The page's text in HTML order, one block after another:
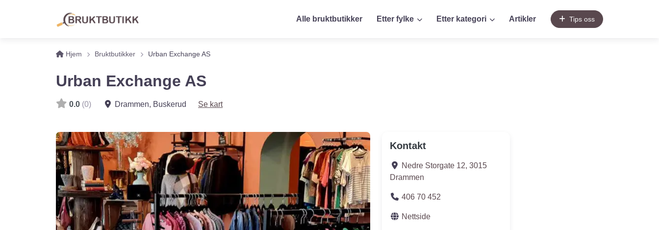
Alle bruktbutikker Etter fylke Etter kategori Artikler Tips oss
Hjem Bruktbutikker Urban Exchange AS
Urban Exchange AS
0.0 (0) Drammen, Buskerud Se kart
Kontakt
Nedre Storgate 12, 3015
Drammen
406 70 452
Nettside